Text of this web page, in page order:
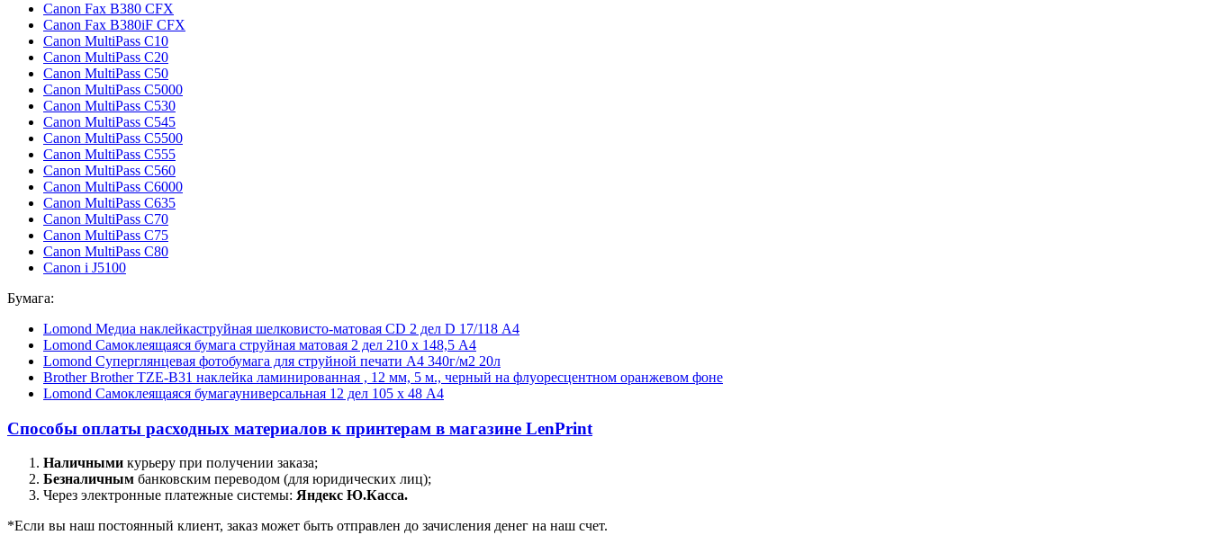
Canon Fax B380 CFX
Canon Fax B380iF CFX
Canon MultiPass C10
Canon MultiPass C20
Canon MultiPass C50
Canon MultiPass C5000
Canon MultiPass C530
Canon MultiPass C545
Canon MultiPass C5500
Canon MultiPass C555
Canon MultiPass C560
Canon MultiPass C6000
Canon MultiPass C635
Canon MultiPass C70
Canon MultiPass C75
Canon MultiPass C80
Canon i J5100
Бумага:
Lomond Медиа наклейкаструйная шелковисто-матовая СD 2 дел D 17/118 А4
Lomond Самоклеящаяся бумага струйная матовая 2 дел 210 х 148,5 А4
Lomond Суперглянцевая фотобумага для струйной печати А4 340г/м2 20л
Brother Brother TZE-B31 наклейка ламинированная , 12 мм, 5 м., черный на флуоресцентном оранжевом фоне
Lomond Самоклеящаяся бумагауниверсальная 12 дел 105 х 48 А4
Способы оплаты расходных материалов к принтерам в магазине LenPrint
Наличными курьеру при получении заказа;
Безналичным банковским переводом (для юридических лиц);
Через электронные платежные системы: Яндекс Ю.Касса.
*Если вы наш постоянный клиент, заказ может быть отправлен до зачисления денег на наш счет.